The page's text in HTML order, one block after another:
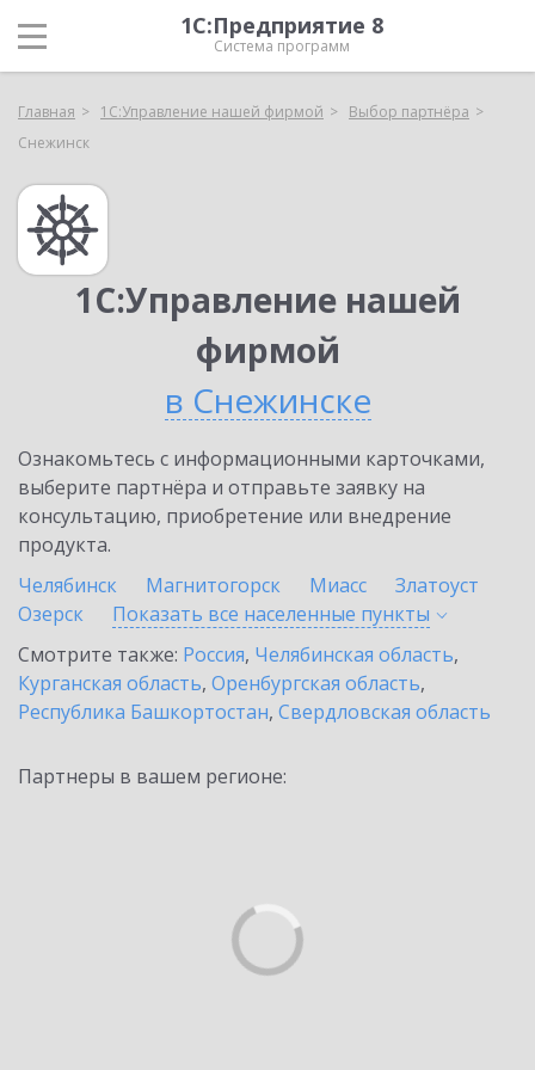
1С:Предприятие 8
Система программ
Главная 1С:Управление нашей фирмой
Выбор партнёра
Снежинск
1С:Управление нашей
фирмой
в Снежинске
Ознакомьтесь с информационными карточками,
выберите партнёра и отправьте заявку на
консультацию, приобретение или внедрение
продукта.
Челябинск
Магнитогорск Миасс
Златоуст
Озерск
Показать все населенные пункты
Смотрите также: Россия, Челябинская область,
Курганская область, Оренбургская область,
Республика Башкортостан, Свердловская область
Партнеры в вашем регионе: